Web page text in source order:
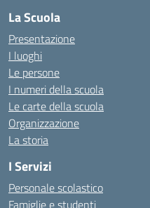
La Scuola
Presentazione
I luoghi
Le persone
I numeri della scuola
Le carte della scuola
Organizzazione
La storia
I Servizi
Personale scolastico
Famiglie e studenti